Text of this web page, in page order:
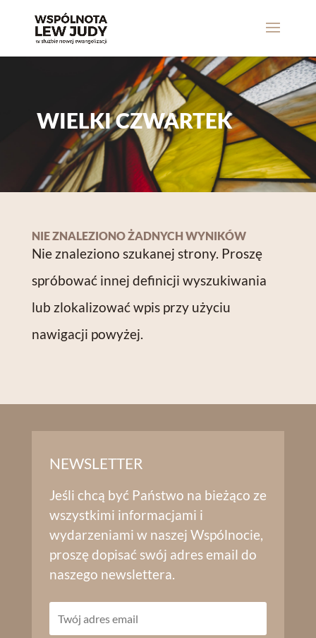
WIELKI CZWARTEK
NIE ZNALEZIONO ŻADNYCH WYNIKÓW
Nie znaleziono szukanej strony. Proszę
spróbować innej definicji wyszukiwania
lub zlokalizować wpis przy użyciu
nawigacji powyżej.
NEWSLETTER
Jeśli chcą być Państwo na bieżąco ze
wszystkimi informacjami i
wydarzeniami w naszej Wspólnocie,
proszę dopisać swój adres email do
naszego newslettera.